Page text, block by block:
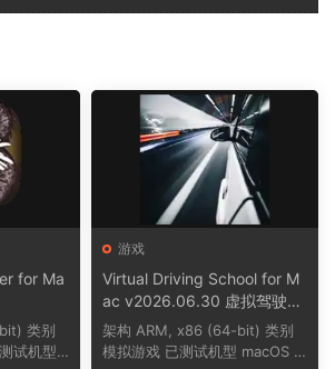
for Ma
类别
试机型
游戏
Virtual Driving School for M
ac v2026.06.30 虚拟驾驶学
校
架构 ARM, x86 (64-bit) 类别
模拟游戏 已测试机型 macOS T